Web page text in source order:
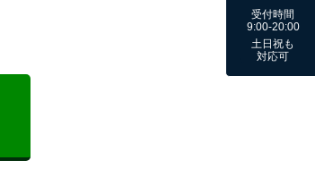
受付時間
9:00-20:00
土日祝も
対応可